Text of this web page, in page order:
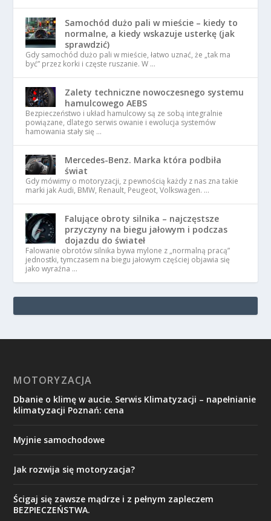
Samochód dużo pali w mieście – kiedy to
normalne, a kiedy wskazuje usterkę (jak
sprawdzić)
Gdy samochód dużo pali w mieście, łatwo uznać, że „tak ma
być” przez korki i częste ruszanie. W …
Zalety techniczne nowoczesnego systemu
hamulcowego AEBS
Bezpieczeństwo i układ hamulcowy są ze sobą integralnie
powiązane, dlatego serwis owanie i ewolucja systemów
hamowania stały się …
Mercedes-Benz. Marka która podbiła
świat
Gdy mówimy o motoryzacji, z pewnością każdy z nas zna takie
marki jak Audi, BMW, Renault, Peugeot, Volkswagen. …
Falujące obroty silnika – najczęstsze
przyczyny na biegu jałowym i podczas
dojazdu do świateł
Falowanie obrotów silnika bywa mylone z „normalną pracą”
jednostki, tymczasem na biegu jałowym częściej objawia się
jako wyraźna …
MOTORYZACJA
Dbanie o klimę w aucie. Serwis Klimatyzacji – napełnianie
klimatyzacji Poznań: cena
Myjnie samochodowe
Jak rozwija się motoryzacja?
Ścigaj się zawsze mądrze i z pełnym zapleczem
BEZPIECZEŃSTWA.